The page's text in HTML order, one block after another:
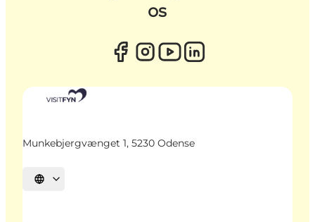
os
Munkebjergvænget 1, 5230 Odense
Vælg sprog